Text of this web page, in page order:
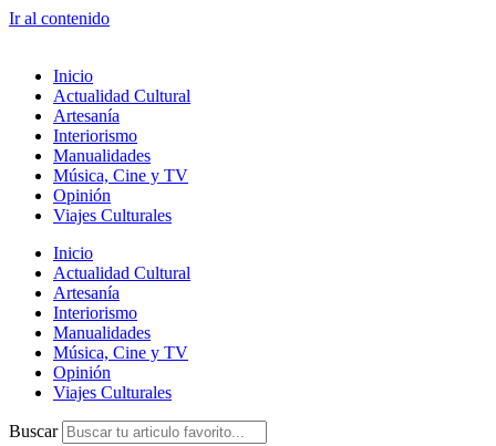
Ir al contenido
Inicio
Actualidad Cultural
Artesanía
Interiorismo
Manualidades
Música, Cine y TV
Opinión
Viajes Culturales
Inicio
Actualidad Cultural
Artesanía
Interiorismo
Manualidades
Música, Cine y TV
Opinión
Viajes Culturales
Buscar